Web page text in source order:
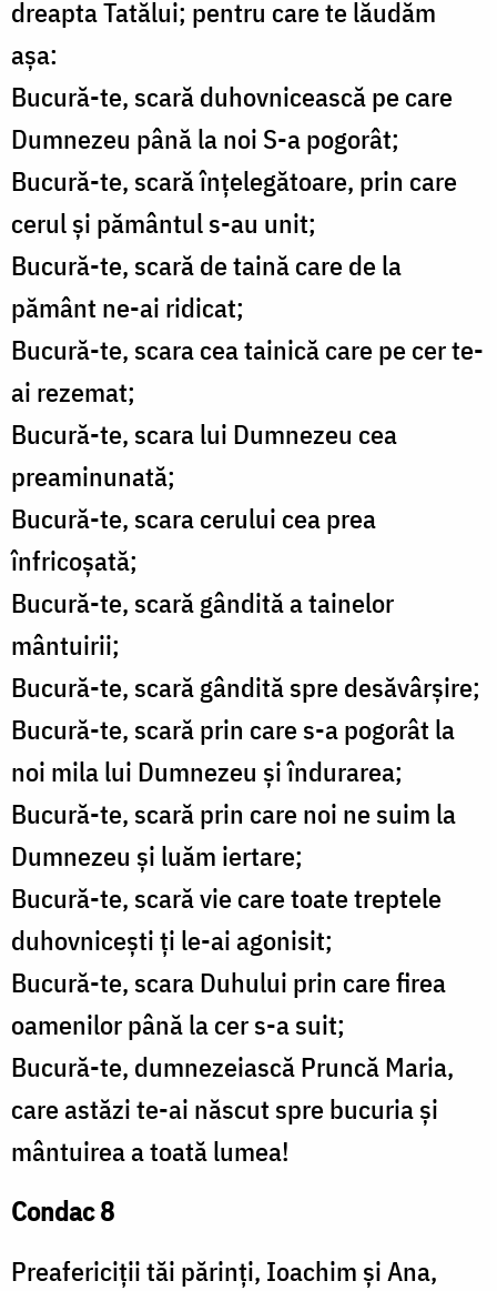
dreapta Tatălui; pentru care te lăudăm
așa:
Bucură-te, scară duhovnicească pe care
Dumnezeu până la noi S-a pogorât;
Bucură-te, scară înțelegătoare, prin care
cerul și pământul s-au unit;
Bucură-te, scară de taină care de la
pământ ne-ai ridicat;
Bucură-te, scara cea tainică care pe cer te-
ai rezemat;
Bucură-te, scara lui Dumnezeu cea
preaminunată;
Bucură-te, scara cerului cea prea
înfricoșată;
Bucură-te, scară gândită a tainelor
mântuirii;
Bucură-te, scară gândită spre desăvârșire;
Bucură-te, scară prin care s-a pogorât la
noi mila lui Dumnezeu și îndurarea;
Bucură-te, scară prin care noi ne suim la
Dumnezeu și luăm iertare;
Bucură-te, scară vie care toate treptele
duhovnicești ți le-ai agonisit;
Bucură-te, scara Duhului prin care firea
oamenilor până la cer s-a suit;
Bucură-te, dumnezeiască Pruncă Maria,
care astăzi te-ai născut spre bucuria și
mântuirea a toată lumea!
Condac 8
Preafericiții tăi părinți, Ioachim și Ana,